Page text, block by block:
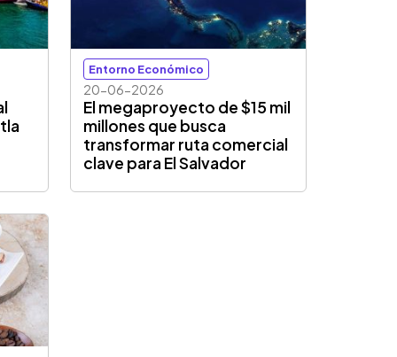
Entorno Económico
20-06-2026
El megaproyecto de $15 mil
millones que busca
transformar ruta comercial
clave para El Salvador